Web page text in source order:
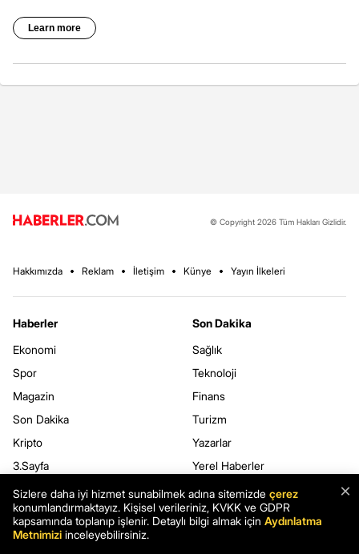
© Copyright 2026 Tüm Hakları Gizlidir.
Hakkımızda Reklam İletişim Künye Yayın İlkeleri
Haberler
Ekonomi
Spor
Magazin
Son Dakika
Kripto
3.Sayfa
Dünya
Son Dakika
Sağlık
Teknoloji
Finans
Turizm
Yazarlar
Yerel Haberler
Haberler.com
Kurumsal
×
Sizlere daha iyi hizmet sunabilmek adına sitemizde çerez
konumlandırmaktayız. Kişisel verileriniz, KVKK ve GDPR
kapsamında toplanıp işlenir. Detaylı bilgi almak için Aydınlatma
Metnimizi inceleyebilirsiniz.